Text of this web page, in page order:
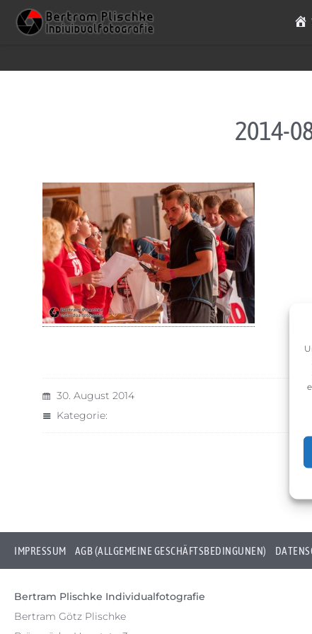
Skip to content
2014-
30. August 2014
Kategorie:
IMPRESSUM AGB (ALLGEMEINE GESCHÄFTSBEDINGUNEN)
Bertram Plischke Individualfotografie
Bertram Götz Plischke